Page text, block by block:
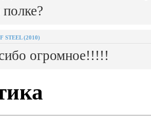
STEEL (2010)
огромное!!!!!